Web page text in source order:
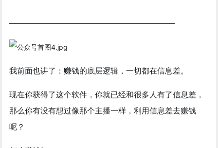
—————————————————————-
我前面也讲了：赚钱的底层逻辑，一切都在信息差。
现在你获得了这个软件，你就已经和很多人有了信息差，
那么你有没有想过像那个主播一样，利用信息差去赚钱
呢？